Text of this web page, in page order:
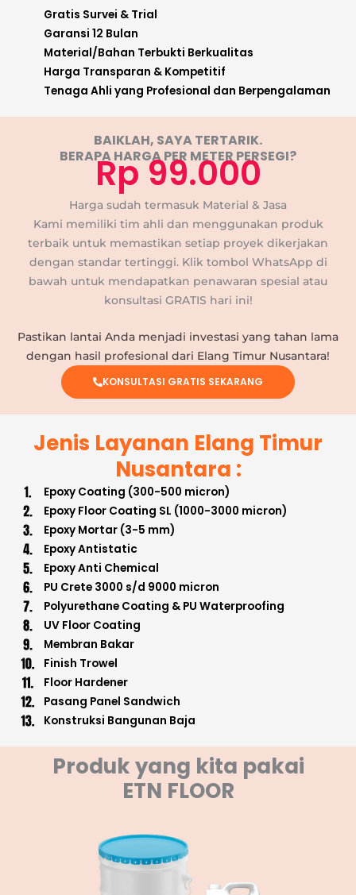
Gratis Survei & Trial
Garansi 12 Bulan
Material/Bahan Terbukti Berkualitas
Harga Transparan & Kompetitif
Tenaga Ahli yang Profesional dan Berpengalaman
BAIKLAH, SAYA TERTARIK.
BERAPA HARGA PER METER PERSEGI?
Rp 99.000
Harga sudah termasuk Material & Jasa
Kami memiliki tim ahli dan menggunakan produk
terbaik untuk memastikan setiap proyek dikerjakan
dengan standar tertinggi. Klik tombol WhatsApp di
bawah untuk mendapatkan penawaran spesial atau
konsultasi GRATIS hari ini!
Pastikan lantai Anda menjadi investasi yang tahan lama
dengan hasil profesional dari Elang Timur Nusantara!
KONSULTASI GRATIS SEKARANG
Jenis Layanan Elang Timur
Nusantara :
Epoxy Coating (300-500 micron)
Epoxy Floor Coating SL (1000-3000 micron)
Epoxy Mortar (3-5 mm)
Epoxy Antistatic
Epoxy Anti Chemical
PU Crete 3000 s/d 9000 micron
Polyurethane Coating & PU Waterproofing
UV Floor Coating
Membran Bakar
Finish Trowel
Floor Hardener
Pasang Panel Sandwich
Konstruksi Bangunan Baja
Produk yang kita pakai
ETN FLOOR